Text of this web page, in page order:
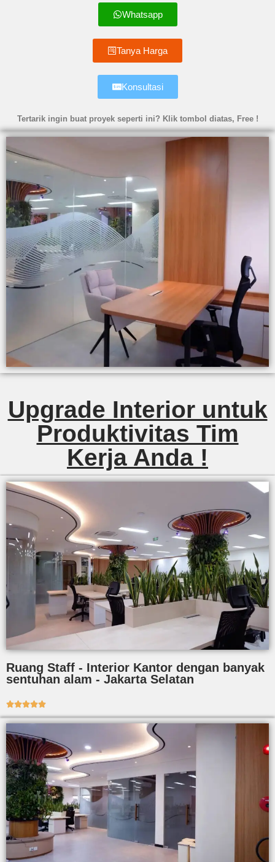
Whatsapp
Tanya Harga
Konsultasi
Tertarik ingin buat proyek seperti ini? Klik tombol diatas, Free !
Upgrade Interior untuk
Produktivitas Tim
Kerja Anda !
Ruang Staff - Interior Kantor dengan banyak
sentuhan alam - Jakarta Selatan
